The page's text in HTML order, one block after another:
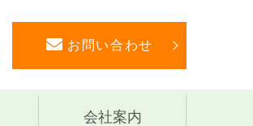
お問い合わせ
会社案内